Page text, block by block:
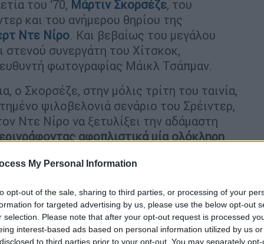
My Personal Information
opt-out of the sale, sharing to third parties, or processing of your
for targeted advertising by us, please use the below opt-out
selection. Please note that after your opt-out request is processed
interest-based ads based on personal information utilized by us
to third parties prior to your opt-out. You may separately
του ‘70, Μάρτιν Σκορσέζε, του
και του ανήμερου θηρίου της
Ντε Νίρο. Και βεβαίως του μεγάλου
στενού συνεργάτη του Χίτσκοκ,
φωτογραφίας Μάικλ Τσάπμαν.
ο Σκορσέζε, στην μόλις τρίτη του ταινία,
ψιλοβελονιά σενάριο του Σρέιντερ,
Ντε Νίρο να ξετυλίξει την αδάμαστη
αφοπλιστικά μία ολόκληρη
από πάθος και κινηματογραφικό σθένος
της οδυνηρής ήττας στο Βιετνάμ και
και οικονομικό κατεστημένο,
«δόξης λαμπρής».
στα 100 κορυφαία όλων των εποχών,
Φοίνικα στις Κάννες, προτάθηκε για